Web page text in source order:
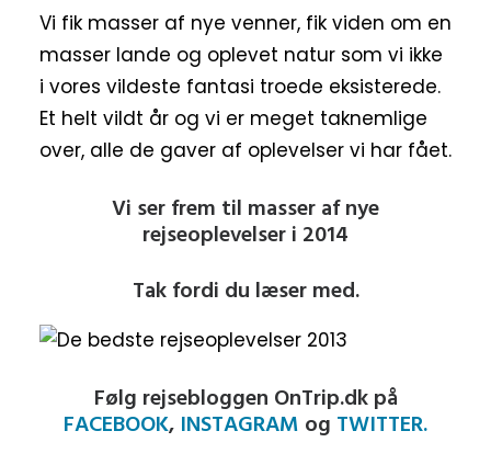
Vi fik masser af nye venner, fik viden om en
masser lande og oplevet natur som vi ikke
i vores vildeste fantasi troede eksisterede.
Et helt vildt år og vi er meget taknemlige
over, alle de gaver af oplevelser vi har fået.
Vi ser frem til masser af nye
rejseoplevelser i 2014
Tak fordi du læser med.
Følg rejsebloggen OnTrip.dk på
FACEBOOK, INSTAGRAM og TWITTER.